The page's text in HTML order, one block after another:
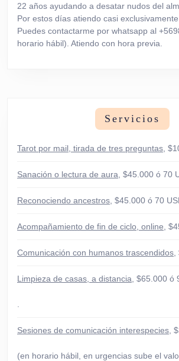
22 años ayudando a desatar nudos del
Por estos días atiendo casi exclusivamente
Puedes contactarme por whatsapp al
horario hábil). Atiendo con hora previa.
Servicios
Tarot por mail, tirada de tres preguntas ,
Sanación o lectura de aura , $45.000 ó 70
Reconociendo ancestros , $45.000 ó 70
Acompañamiento de fin de ciclo, online ,
Comunicación con humanos trascendidos
Limpieza de casas, a distancia , $65.000 ó
Sesiones de comunicación interespecies ,
(en horario hábil, en urgencias sube el